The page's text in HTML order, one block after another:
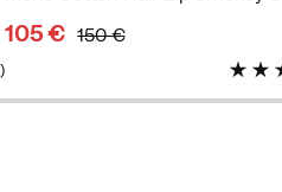
)
105 € 150 €